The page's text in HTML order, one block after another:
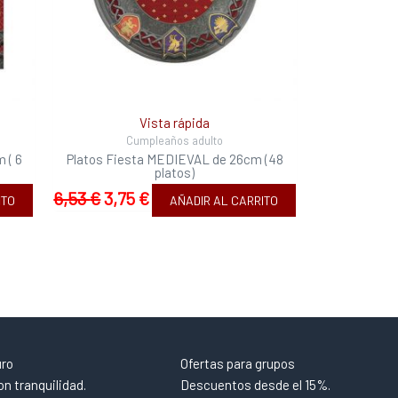
( 6
Vista rápida
Cumpleaños adulto
Platos Fiesta MEDIEVAL de 26cm (48
platos)
6,53€3,75 € AÑADIR AL CARRITO
tranquilidad.
Ofertas para grupos
Descuentos desde el 15%.